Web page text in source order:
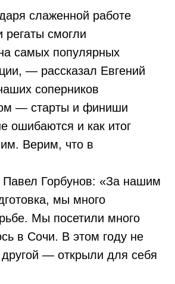
слаженной работе
регаты смогли
самых популярных
— рассказал Евгений
соперников
— старты и финиши
ошибаются и как итог
Верим, что в
Павел Горбунов: «За нашим
мы много
Мы посетили много
в Сочи. В этом году не
— открыли для себя